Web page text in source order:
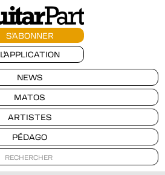
S'ABONNER
L'APPLICATION
NEWS
MATOS
ARTISTES
PÉDAGO